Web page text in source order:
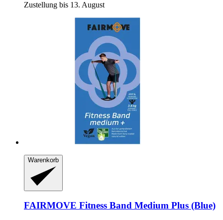
Zustellung bis 13. August
Warenkorb
FAIRMOVE Fitness Band Medium Plus (Blue)